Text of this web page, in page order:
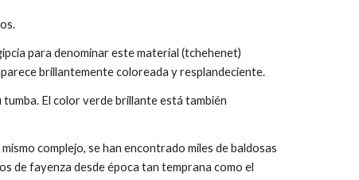
para denominar este material (tchehenet)
brillantemente coloreada y resplandeciente.
El color verde brillante está también
complejo, se han encontrado miles de baldosas
de fayenza desde época tan temprana como el